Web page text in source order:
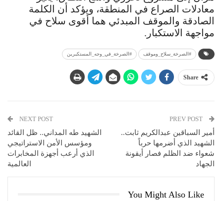
معادلات الصراع في المنطقة، ويؤكد أن الكلمة
الصادقة والموقف المبدئي هما أقوى سلاح في
مواجهة الاستكبار.
#الصرخة_سلاح_وموقف #الصرخة_في_وجه_المستكبرين
Share
أمير السباقين عبدالكريم ثابت..
الشهيد الذي أضرمها حرباً
شعواء ضد الظلم فصار أيقونة
الجهاد
NEXT POST
الشهيد طه المداني.. ظل القائد
ومؤسس الأمن الاستراتيجي
الذي أرعب أجهزة المخابرات
العالمية
You Might Also Like